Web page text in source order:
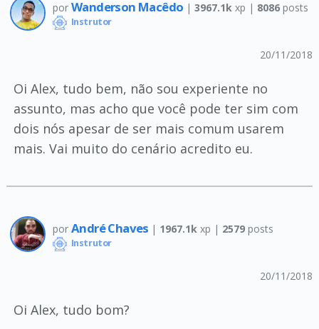
por Wanderson Macêdo | 3967.1k xp | 8086posts
Instrutor
20/11/2018
Oi Alex, tudo bem, não sou experiente no
assunto, mas acho que você pode ter sim com
dois nós apesar de ser mais comum usarem
mais. Vai muito do cenário acredito eu.
por André Chaves | 1967.1k xp | 2579 posts
Instrutor
20/11/2018
Oi Alex, tudo bom?